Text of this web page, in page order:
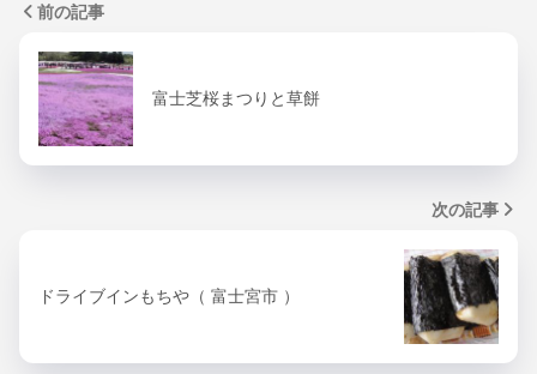
前の記事
富士芝桜まつりと草餅
次の記事
ドライブインもちや（ 富士宮市 ）